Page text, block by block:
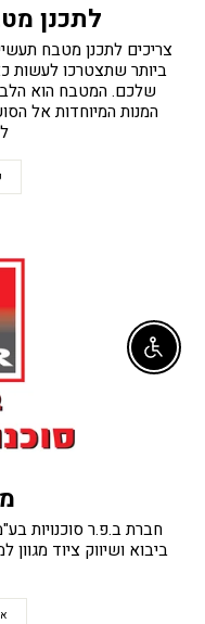
לתכנן
צריכים לתכנן מטבח
ביותר שתצטרכו לעשות
שלכם. המטבח הוא הלב
המנות המיוחדות אל
ביבוא ושיווק ציוד
Enable accessibility